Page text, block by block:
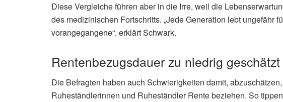
Diese Vergleiche führen aber in die Irre, weil die
des medizinischen Fortschritts. „Jede Generation lebt ungefähr
vorangegangene“, erklärt Schwark.
Rentenbezugsdauer zu niedrig geschätzt
Die Befragten haben auch Schwierigkeiten damit,
Ruheständlerinnen und Ruheständler Rente beziehen. So